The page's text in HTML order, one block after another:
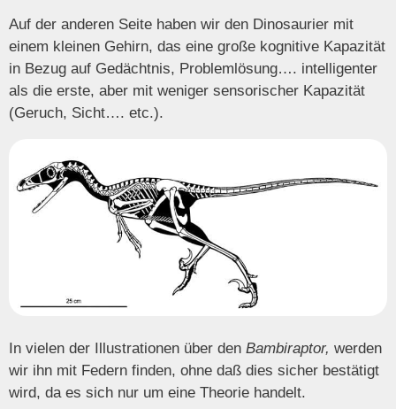
Auf der anderen Seite haben wir den Dinosaurier mit
einem kleinen Gehirn, das eine große kognitive Kapazität
in Bezug auf Gedächtnis, Problemlösung…. intelligenter
als die erste, aber mit weniger sensorischer Kapazität
(Geruch, Sicht…. etc.).
In vielen der Illustrationen über den Bambiraptor, werden
wir ihn mit Federn finden, ohne daß dies sicher bestätigt
wird, da es sich nur um eine Theorie handelt.